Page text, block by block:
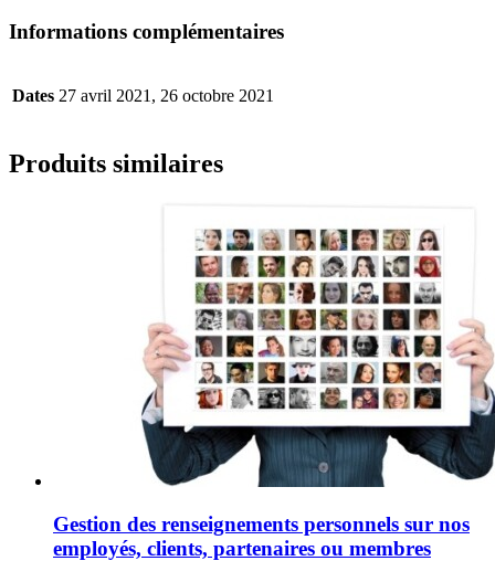
Informations complémentaires
Dates 27 avril 2021, 26 octobre 2021
Produits similaires
Gestion des renseignements personnels sur nos
employés, clients, partenaires ou membres